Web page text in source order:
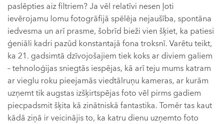
paslēpties aiz filtriem? Ja vēl relatīvi nesen ļoti
ievērojamu lomu fotogrāfijā spēlēja nejaušība, spontāna
iedvesma un arī prasme, šobrīd bieži vien šķiet, ka patiesi
ģeniāli kadri pazūd konstantajā fona troksnī. Varētu teikt,
ka 21. gadsimtā dzīvojošajiem tiek koks ar diviem galiem
– tehnoloģijas sniegtās iespējas, kā arī teju mums katram
ar vieglu roku pieejamās viedtālruņu kameras, ar kurām
uzņemt tik augstas izšķirtspējas foto vēl pirms gadiem
piecpadsmit šķita kā zinātniskā fantastika. Tomēr tas kaut
kādā ziņā ir veicinājis to, ka katru dienu uzņemto foto